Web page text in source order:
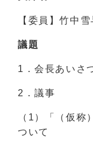
【委員】竹中
議題
1．会長あいさ
2．議事
（1）「（仮称
ついて